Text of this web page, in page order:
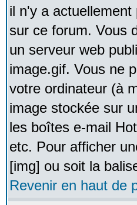
il n'y a
sur ce forum. Vous
un serveur web
image.gif. Vous ne
votre ordinateur (à
image stockée sur
les boîtes e-mail
etc. Pour afficher
[img] ou soit la
Revenir en haut de